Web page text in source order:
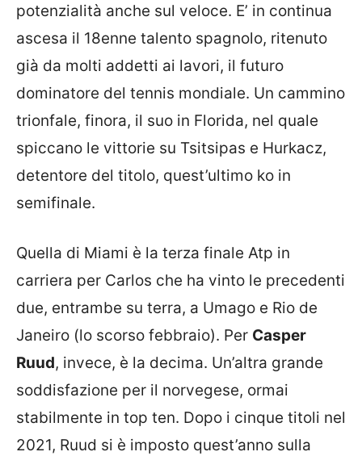
potenzialità anche sul veloce. E’ in continua
ascesa il 18enne talento spagnolo, ritenuto
già da molti addetti ai lavori, il futuro
dominatore del tennis mondiale. Un cammino
trionfale, finora, il suo in Florida, nel quale
spiccano le vittorie su Tsitsipas e Hurkacz,
detentore del titolo, quest’ultimo ko in
semifinale.
Quella di Miami è la terza finale Atp in
carriera per Carlos che ha vinto le precedenti
due, entrambe su terra, a Umago e Rio de
Janeiro (lo scorso febbraio). Per Casper
Ruud, invece, è la decima. Un’altra grande
soddisfazione per il norvegese, ormai
stabilmente in top ten. Dopo i cinque titoli nel
2021, Ruud si è imposto quest’anno sulla